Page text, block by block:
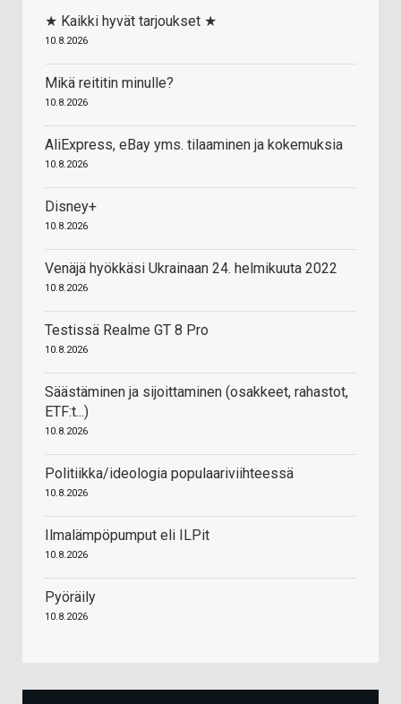
★ Kaikki hyvät tarjoukset ★
10.8.2026
Mikä reititin minulle?
10.8.2026
AliExpress, eBay yms. tilaaminen ja kokemuksia
10.8.2026
Disney+
10.8.2026
Venäjä hyökkäsi Ukrainaan 24. helmikuuta 2022
10.8.2026
Testissä Realme GT 8 Pro
10.8.2026
Säästäminen ja sijoittaminen (osakkeet, rahastot,
ETF:t...)
10.8.2026
Politiikka/ideologia populaariviihteessä
10.8.2026
Ilmalämpöpumput eli ILPit
10.8.2026
Pyöräily
10.8.2026